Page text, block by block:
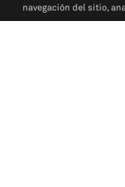
navegación del sitio,